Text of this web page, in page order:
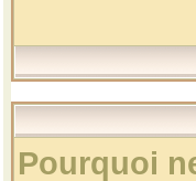
Pourquoi